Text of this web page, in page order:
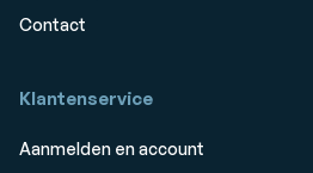
Contact
Klantenservice
Aanmelden en account